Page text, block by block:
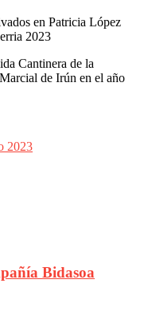
en Patricia López
2023
Cantinera de la
de Irún en el año
2023
Bidasoa